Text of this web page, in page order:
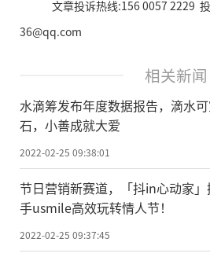
文章投诉热线:156 0057 2229
36@qq.com
相关新闻
水滴筹发布年度数据报告，滴水
石，小善成就大爱
2022-02-25 09:38:01
节日营销新赛道，「抖in心动家」
手usmile高效玩转情人节！
2022-02-25 09:37:45